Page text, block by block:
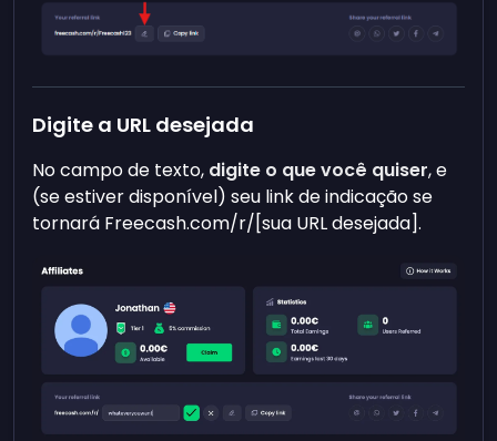
Digite a URL desejada
No campo de texto, digite o que você quiser, e
(se estiver disponível) seu link de indicação se
tornará Freecash.com/r/[sua URL desejada].